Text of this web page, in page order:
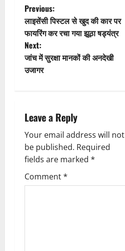
P
o
s
t
a
v
i
g
Previous:
लाइसेंसी पिस्टल से खुद की कार पर
फायरिंग कर रचा गया झूठा षड्यंत्र
Next:
जांच में सुरक्षा मानकों की अनदेखी
उजागर
Leave a Reply
Your email address will not
be published. Required
fields are marked *
Comment*